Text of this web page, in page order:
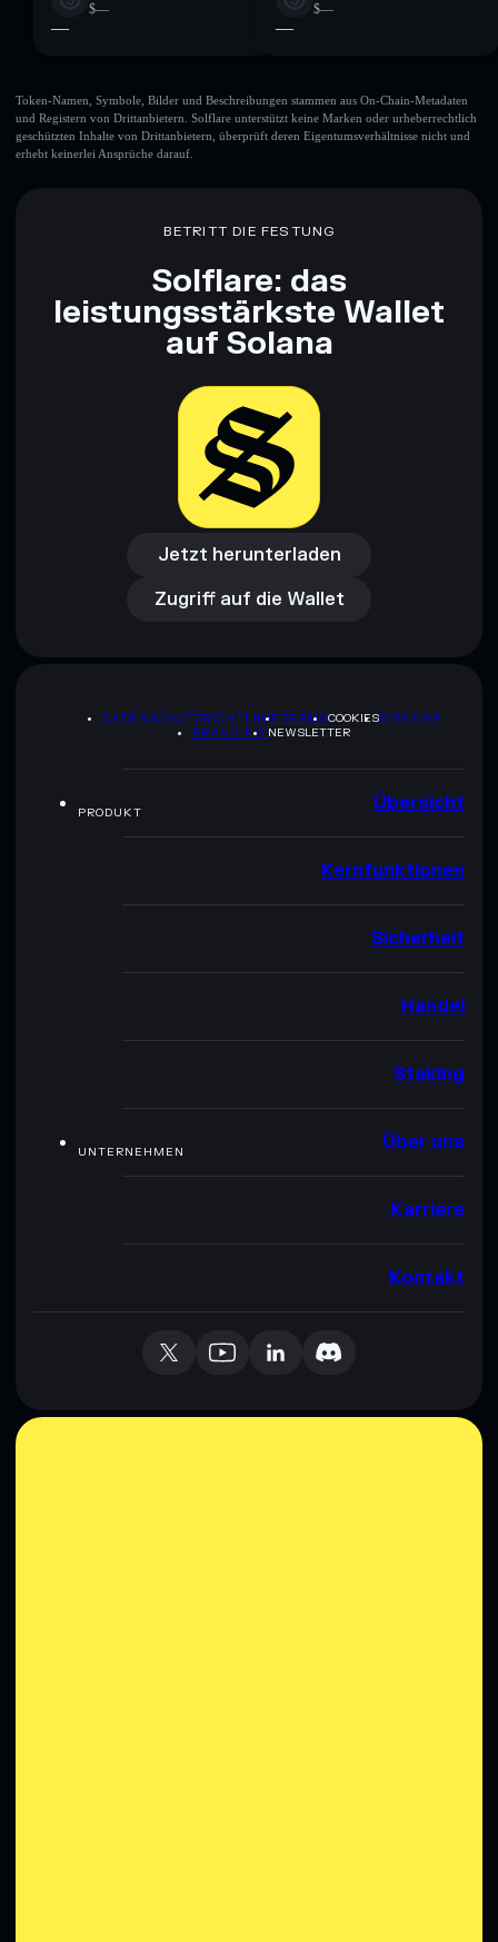
$—
—
$—
—
Token-Namen, Symbole, Bilder und Beschreibungen stammen aus On-Chain-Metadaten
und Registern von Drittanbietern. Solflare unterstützt keine Marken oder urheberrechtlich
geschützten Inhalte von Drittanbietern, überprüft deren Eigentumsverhältnisse nicht und
erhebt keinerlei Ansprüche darauf.
BETRITT DIE FESTUNG
Solflare: das
leistungsstärkste Wallet
auf Solana
Jetzt herunterladen
Jetzt herunterladen
Zugriff auf die Wallet
Zugriff auf die Wallet
DATENSCHUTZRICHTLINIETERMSCOOKIESSITEMAP
BRAND-KITNEWSLETTER
PRODUKT Übersicht
Kernfunktionen
Sicherheit
Handel
Staking
UNTERNEHMEN Über uns
Karriere
Kontakt